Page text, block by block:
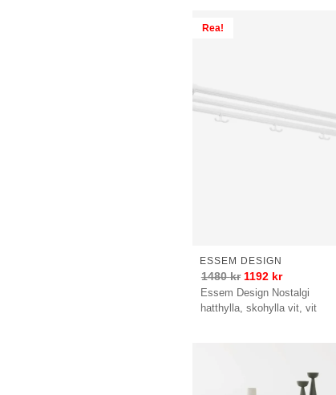
Rea!
Essem Design Nostalgi
hatthylla, skohylla vit, vit
ESSEM DESIGN
1480kr 1192 kr